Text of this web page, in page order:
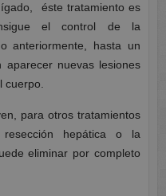
éste tratamiento es
el control de la
anteriormente, hasta un
nuevas lesiones
cuerpo.
para otros tratamientos
hepática o la
eliminar por completo